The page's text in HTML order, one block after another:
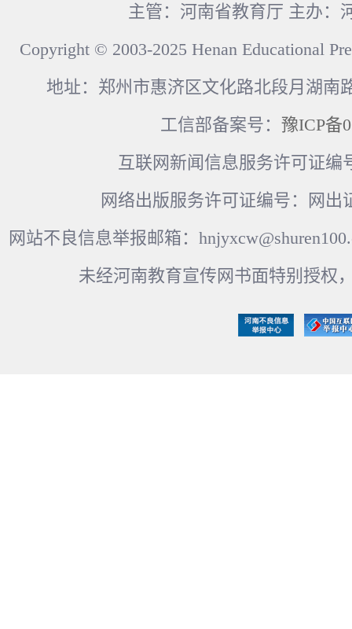
主管：河南省教育厅 主办：
Copyright © 2003-2025 Henan Educational
地址：郑州市惠济区文化路北段月湖南
工信部备案号： 豫ICP备
互联网新闻信息服务许可证编
网络出版服务许可证编号：网出
网站不良信息举报邮箱：
未经河南教育宣传网书面特别授权